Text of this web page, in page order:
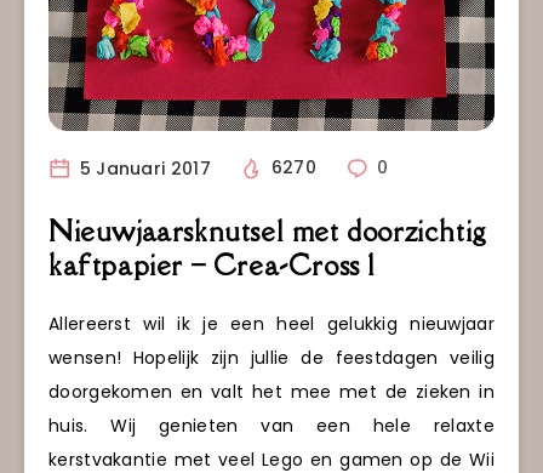
5 Januari 2017 6270 0
Nieuwjaarsknutsel met doorzichtig
kaftpapier – Crea-Cross 1
Allereerst wil ik je een heel gelukkig nieuwjaar
wensen! Hopelijk zijn jullie de feestdagen veilig
doorgekomen en valt het mee met de zieken in
huis. Wij genieten van een hele relaxte
kerstvakantie met veel Lego en gamen op de Wii